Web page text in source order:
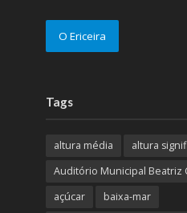
O Ericeira
Tags
altura média altura
Auditório Municipal Beatriz
açúcar
baixa-mar